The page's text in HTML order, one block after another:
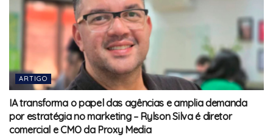
ARTIGO
IA transforma o papel das agências e amplia demanda
por estratégia no marketing – Rylson Silva é diretor
comercial e CMO da Proxy Media